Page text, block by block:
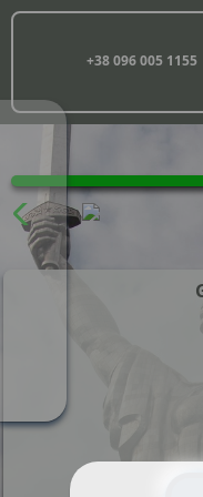
+38 096 005 1155